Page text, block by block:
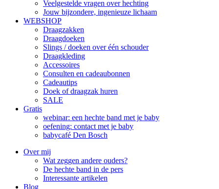
Veelgestelde vragen over hechting
Jouw bijzondere, ingenieuze lichaam
WEBSHOP
Draagzakken
Draagdoeken
Slings / doeken over één schouder
Draagkleding
Accessoires
Consulten en cadeaubonnen
Cadeautips
Doek of draagzak huren
SALE
Gratis
webinar: een hechte band met je baby
oefening: contact met je baby
babycafé Den Bosch
Over mij
Wat zeggen andere ouders?
De hechte band in de pers
Interessante artikelen
Blog